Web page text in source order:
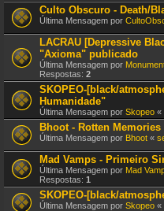
Culto Obscuro - Death/
Última Mensagem por
LACRAU [Depressive
"Axioma" publicado
Última Mensagem por
Respostas: 2
SKOPEO-[black/
Humanidade"
Última Mensagem por Skopeo «
Bhoot - Rotten Memories
Última Mensagem por Bhoot «
Mad Vamps - Primeiro
Última Mensagem por Mad
Respostas: 1
SKOPEO-[black/
Última Mensagem por Skopeo «